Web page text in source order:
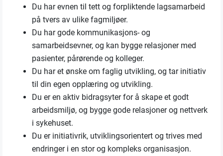
Du har evnen til tett og forpliktende lagsamarbeid
på tvers av ulike fagmiljøer.
Du har gode kommunikasjons- og
samarbeidsevner, og kan bygge relasjoner med
pasienter, pårørende og kolleger.
Du har et ønske om faglig utvikling, og tar initiativ
til din egen opplæring og utvikling.
Du er en aktiv bidragsyter for å skape et godt
arbeidsmiljø, og bygge gode relasjoner og nettverk
i sykehuset.
Du er initiativrik, utviklingsorientert og trives med
endringer i en stor og kompleks organisasjon.